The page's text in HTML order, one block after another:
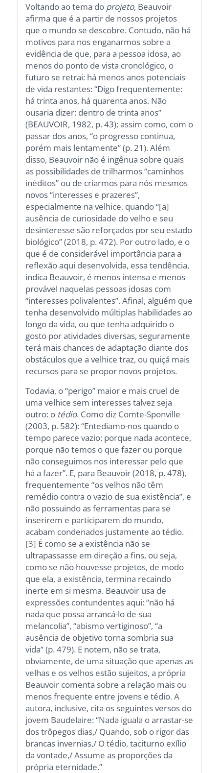
Voltando ao tema do projeto, Beauvoir
afirma que é a partir de nossos projetos
que o mundo se descobre. Contudo, não há
motivos para nos enganarmos sobre a
evidência de que, para a pessoa idosa, ao
menos do ponto de vista cronológico, o
futuro se retrai: há menos anos potenciais
de vida restantes: “Digo frequentemente:
há trinta anos, há quarenta anos. Não
ousaria dizer: dentro de trinta anos”
(BEAUVOIR, 1982, p. 43); assim como, com o
passar dos anos, “o progresso continua,
porém mais lentamente” (p. 21). Além
disso, Beauvoir não é ingênua sobre quais
as possibilidades de trilharmos “caminhos
inéditos” ou de criarmos para nós mesmos
novos “interesses e prazeres”,
especialmente na velhice, quando “[a]
ausência de curiosidade do velho e seu
desinteresse são reforçados por seu estado
biológico” (2018, p. 472). Por outro lado, e o
que é de considerável importância para a
reflexão aqui desenvolvida, essa tendência,
indica Beauvoir, é menos intensa e menos
provável naquelas pessoas idosas com
“interesses polivalentes”. Afinal, alguém que
tenha desenvolvido múltiplas habilidades ao
longo da vida, ou que tenha adquirido o
gosto por atividades diversas, seguramente
terá mais chances de adaptação diante dos
obstáculos que a velhice traz, ou quiçá mais
recursos para se propor novos projetos.
Todavia, o “perigo” maior e mais cruel de
uma velhice sem interesses talvez seja
outro: o tédio. Como diz Comte-Sponville
(2003, p. 582): “Entediamo-nos quando o
tempo parece vazio: porque nada acontece,
porque não temos o que fazer ou porque
não conseguimos nos interessar pelo que
há a fazer”. E, para Beauvoir (2018, p. 478),
frequentemente “os velhos não têm
remédio contra o vazio de sua existência”, e
não possuindo as ferramentas para se
inserirem e participarem do mundo,
acabam condenados justamente ao tédio.
[3] É como se a existência não se
ultrapassasse em direção a fins, ou seja,
como se não houvesse projetos, de modo
que ela, a existência, termina recaindo
inerte em si mesma. Beauvoir usa de
expressões contundentes aqui: “não há
nada que possa arrancá-lo de sua
melancolia”, “abismo vertiginoso”, “a
ausência de objetivo torna sombria sua
vida” (p. 479). E notem, não se trata,
obviamente, de uma situação que apenas as
velhas e os velhos estão sujeitos, a própria
Beauvoir comenta sobre a relação mais ou
menos frequente entre jovens e tédio. A
autora, inclusive, cita os seguintes versos do
jovem Baudelaire: “Nada iguala o arrastar-se
dos trôpegos dias,/ Quando, sob o rigor das
brancas invernias,/ O tédio, taciturno exílio
da vontade,/ Assume as proporções da
própria eternidade.”